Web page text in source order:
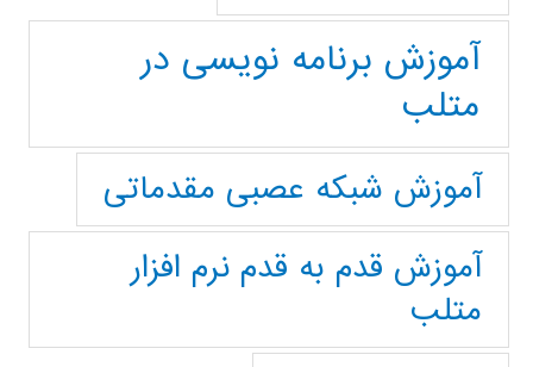
آموزش برنامه نویسی در
متلب
آموزش شبکه عصبی مقدماتی
آموزش قدم به قدم نرم افزار
متلب